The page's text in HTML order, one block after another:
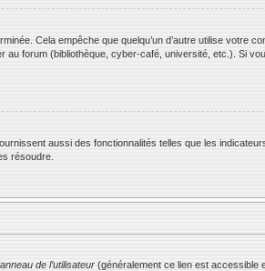
Cela empêche que quelqu’un d’autre utilise votre
forum (bibliothèque, cyber-café, université, etc.). Si
aussi des fonctionnalités telles que les
résoudre.
de l’utilisateur (généralement ce lien est accessible